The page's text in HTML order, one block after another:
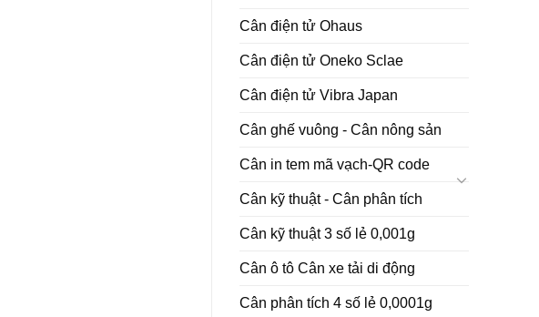
Cân điện tử Ohaus
Cân điện tử Oneko Sclae
Cân điện tử Vibra Japan
Cân ghế vuông - Cân nông sản
Cân in tem mã vạch-QR code
Cân kỹ thuật - Cân phân tích
Cân kỹ thuật 3 số lẻ 0,001g
Cân ô tô Cân xe tải di động
Cân phân tích 4 số lẻ 0,0001g